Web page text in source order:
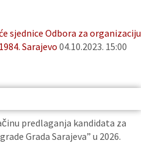
sjednice Odbora za organizaciju
Sarajevo 04.10.2023. 15:00
predlaganja kandidata za
Grada Sarajeva” u 2026.